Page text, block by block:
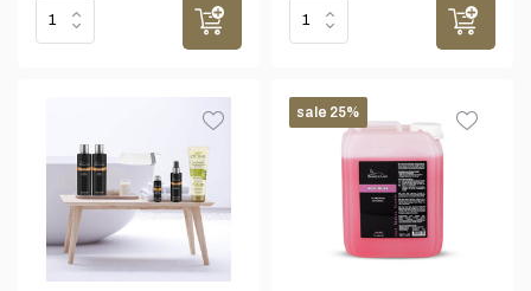
sale 25%